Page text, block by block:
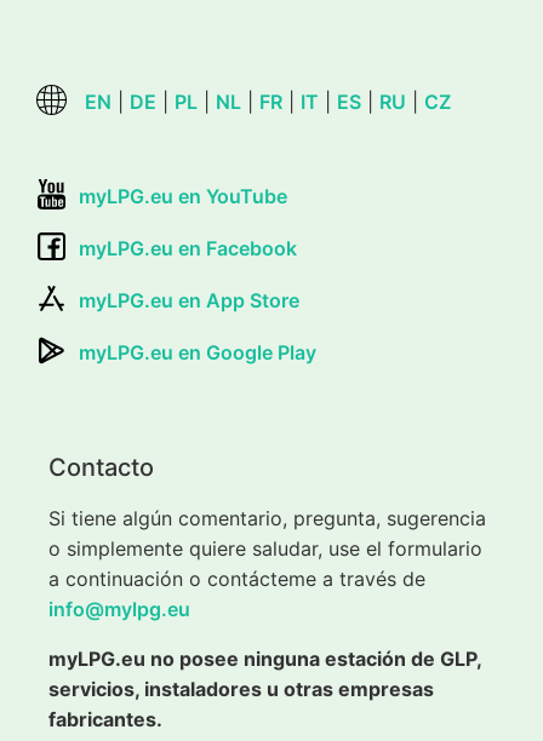
EN DE PL NL FR IT ES RU CZ
myLPG.eu en YouTube
myLPG.eu en Facebook
myLPG.eu en App Store
myLPG.eu en Google Play
Contacto
Si tiene algún comentario, pregunta, sugerencia
o simplemente quiere saludar, use el formulario
a continuación o contácteme a través de
info@mylpg.eu
myLPG.eu no posee ninguna estación de GLP,
servicios, instaladores u otras empresas
fabricantes.